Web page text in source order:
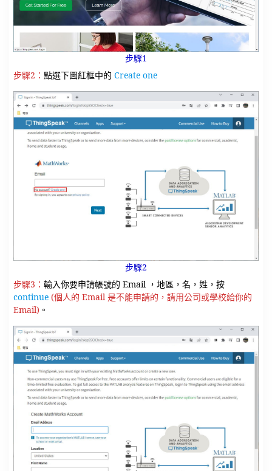
步驟1
步驟2： 點選下圖紅框中的 Create one
步驟2
步驟3： 輸入你要申請帳號的 Email ，地區，名，姓，按
continue (個人的 Email 是不能申請的，請用公司或學校給你的
Email) 。